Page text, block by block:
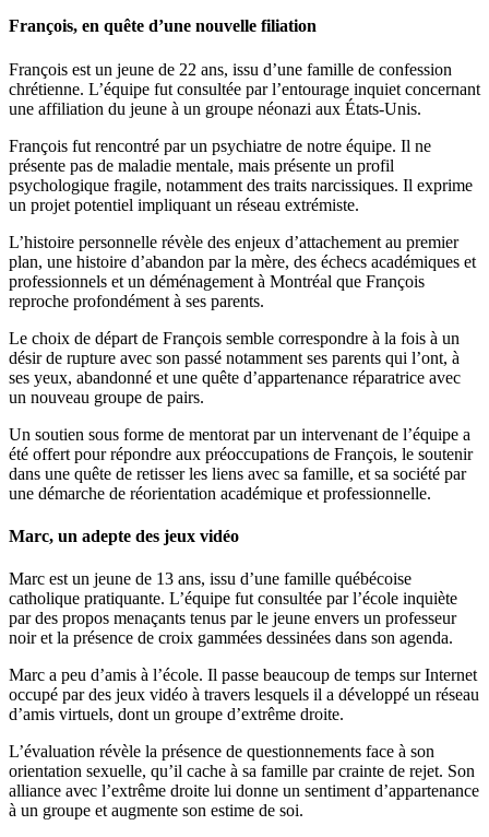
François, en quête d’une nouvelle filiation
François est un jeune de 22 ans, issu d’une famille de confession
chrétienne. L’équipe fut consultée par l’entourage inquiet concernant
une affiliation du jeune à un groupe néonazi aux États-Unis.
François fut rencontré par un psychiatre de notre équipe. Il ne
présente pas de maladie mentale, mais présente un profil
psychologique fragile, notamment des traits narcissiques. Il exprime
un projet potentiel impliquant un réseau extrémiste.
L’histoire personnelle révèle des enjeux d’attachement au premier
plan, une histoire d’abandon par la mère, des échecs académiques et
professionnels et un déménagement à Montréal que François
reproche profondément à ses parents.
Le choix de départ de François semble correspondre à la fois à un
désir de rupture avec son passé notamment ses parents qui l’ont, à
ses yeux, abandonné et une quête d’appartenance réparatrice avec
un nouveau groupe de pairs.
Un soutien sous forme de mentorat par un intervenant de l’équipe a
été offert pour répondre aux préoccupations de François, le soutenir
dans une quête de retisser les liens avec sa famille, et sa société par
une démarche de réorientation académique et professionnelle.
Marc, un adepte des jeux vidéo
Marc est un jeune de 13 ans, issu d’une famille québécoise
catholique pratiquante. L’équipe fut consultée par l’école inquiète
par des propos menaçants tenus par le jeune envers un professeur
noir et la présence de croix gammées dessinées dans son agenda.
Marc a peu d’amis à l’école. Il passe beaucoup de temps sur Internet
occupé par des jeux vidéo à travers lesquels il a développé un réseau
d’amis virtuels, dont un groupe d’extrême droite.
L’évaluation révèle la présence de questionnements face à son
orientation sexuelle, qu’il cache à sa famille par crainte de rejet. Son
alliance avec l’extrême droite lui donne un sentiment d’appartenance
à un groupe et augmente son estime de soi.